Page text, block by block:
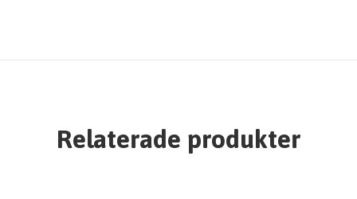
Relaterade produkter